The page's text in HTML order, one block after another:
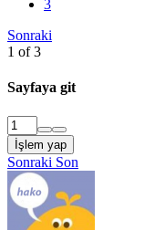
3
Sonraki
1 of 3
Sayfaya git
İşlem yap
Sonraki Son